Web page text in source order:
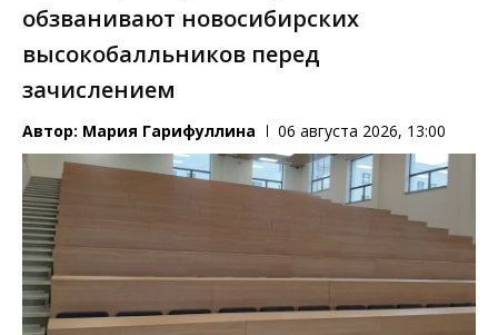
обзванивают новосибирских
высокобалльников перед
зачислением
Автор: Мария Гарифуллина 06 августа 2026, 13:00